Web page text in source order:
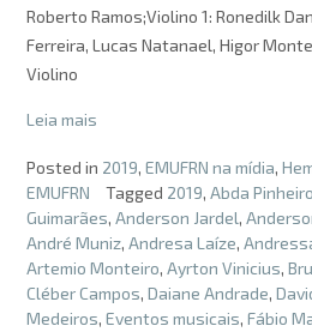
Roberto Ramos;Violino 1: Ronedilk
Ferreira, Lucas Natanael, Higor
Violino
Leia mais
Posted in 2019, EMUFRN na mídia,
EMUFRN
Tagged 2019, Abda Pinheiro
Guimarães, Anderson Jardel,
André Muniz, Andresa Laíze,
Artemio Monteiro, Ayrton Vinicius,
Cléber Campos, Daiane Andrade,
Medeiros, Eventos musicais, Fábio